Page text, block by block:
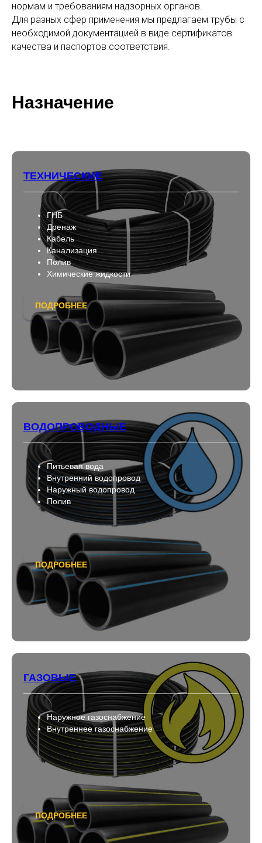
нормам и требованиям надзорных органов.
Для разных сфер применения мы предлагаем трубы с
необходимой документацией в виде сертификатов
качества и паспортов соответствия.
Назначение
ТЕХНИЧЕСКИЕ
ГНБ
Дренаж
Кабель
Канализация
Полив
Химические жидкости
ПОДРОБНЕЕ
ВОДОПРОВОДНЫЕ
Питьевая вода
Внутренний водопровод
Наружный водопровод
Полив
ПОДРОБНЕЕ
ГАЗОВЫЕ
Наружное газоснабжение
Внутреннее газоснабжение
ПОДРОБНЕЕ